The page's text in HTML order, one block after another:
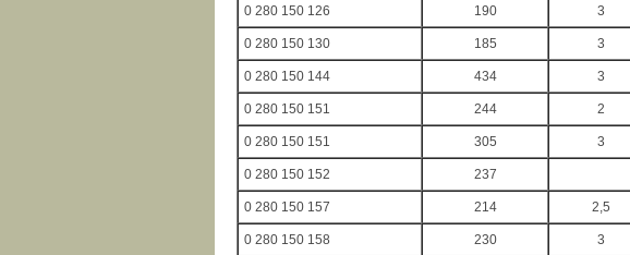
0 280 150 126 190 3
0 280 150 130 185 3
0 280 150 144 434 3
0 280 150 151 244 2
0 280 150 151 305 3
0 280 150 152 237
0 280 150 157 214 2,5
0 280 150 158 230 3